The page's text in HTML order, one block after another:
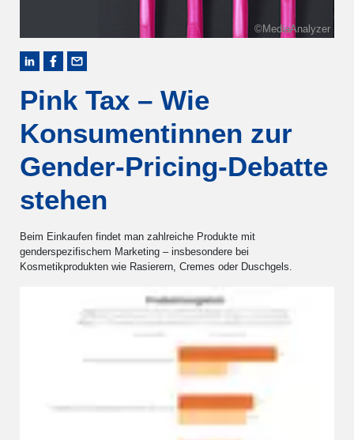
©MediaAnalyzer
Pink Tax – Wie
Konsumentinnen zur
Gender-Pricing-Debatte
stehen
Beim Einkaufen findet man zahlreiche Produkte mit
genderspezifischem Marketing – insbesondere bei
Kosmetikprodukten wie Rasierern, Cremes oder Duschgels.